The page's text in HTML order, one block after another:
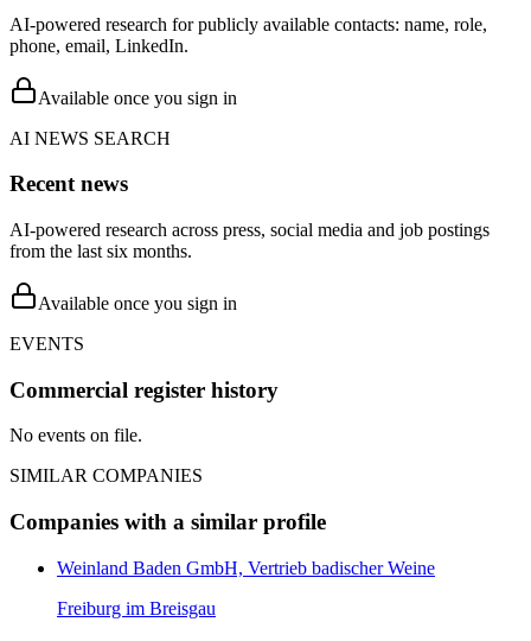
AI-powered research for publicly available contacts: name, role,
phone, email, LinkedIn.
Available once you sign in
AI NEWS SEARCH
Recent news
AI-powered research across press, social media and job postings
from the last six months.
Available once you sign in
EVENTS
Commercial register history
No events on file.
SIMILAR COMPANIES
Companies with a similar profile
Weinland Baden GmbH, Vertrieb badischer Weine
Freiburg im Breisgau